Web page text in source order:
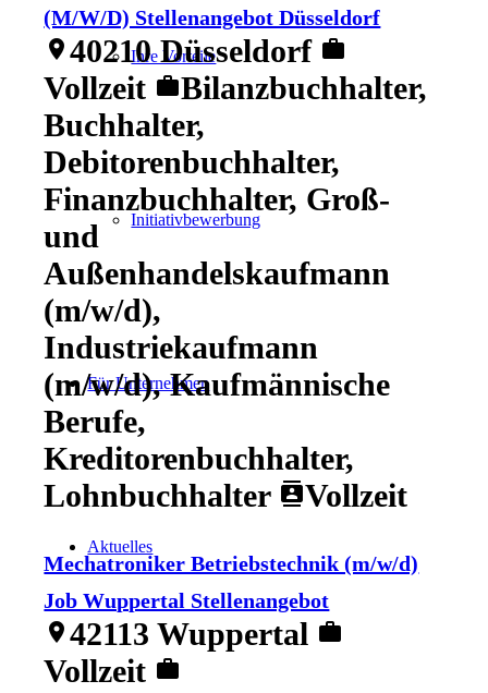
Ihre Vorteile
Initiativbewerbung
Für Unternehmen
Aktuelles
(M/W/D) Stellenangebot Düsseldorf
location_on40210 Düsseldorf work
Vollzeit workBilanzbuchhalter,
Buchhalter,
Debitorenbuchhalter,
Finanzbuchhalter, Groß-
und
Außenhandelskaufmann
(m/w/d),
Industriekaufmann
(m/w/d), Kaufmännische
Berufe,
Kreditorenbuchhalter,
Lohnbuchhalter contactsVollzeit
Mechatroniker Betriebstechnik (m/w/d)
Job Wuppertal Stellenangebot
location_on42113 Wuppertal work
Vollzeit work